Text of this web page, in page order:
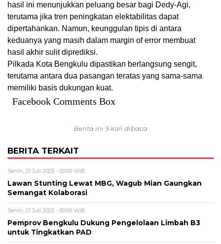
hasil ini menunjukkan peluang besar bagi Dedy-Agi,
terutama jika tren peningkatan elektabilitas dapat
dipertahankan. Namun, keunggulan tipis di antara
keduanya yang masih dalam margin of error membuat
hasil akhir sulit diprediksi.
Pilkada Kota Bengkulu dipastikan berlangsung sengit,
terutama antara dua pasangan teratas yang sama-sama
memiliki basis dukungan kuat.
Facebook Comments Box
Berita ini 9 kali dibaca
BERITA TERKAIT
Senin, 21 Juli 2025 - 00:00 WIB
Lawan Stunting Lewat MBG, Wagub Mian Gaungkan
Semangat Kolaborasi
Senin, 21 Juli 2025 - 00:00 WIB
Pemprov Bengkulu Dukung Pengelolaan Limbah B3
untuk Tingkatkan PAD